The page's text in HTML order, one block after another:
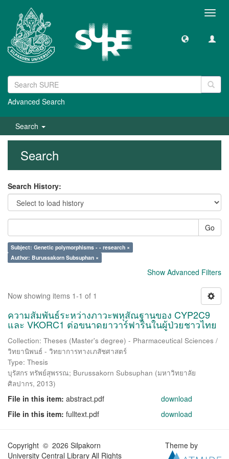
Advanced Search
Search
Search
Search History:
Go
Subject: Genetic polymorphisms - - research ×
Author: Burussakorn Subsuphan ×
Show Advanced Filters
Now showing items 1-1 of 1
ความสัมพันธ์ระหว่างภาวะพหุสัณฐานของ CYP2C9
และ VKORC1 ต่อขนาดยาวาร์ฟารินในผู้ป่วยชาวไทย
Collection: Theses (Master's degree) - Pharmaceutical Sciences /
วิทยานิพนธ์ - วิทยาการทางเภสัชศาสตร์
Type: Thesis
บุรัสกร ทรัพย์สุพรรณ; Burussakorn Subsuphan (มหาวิทยาลัย
ศิลปากร, 2013)
File in this item: abstract.pdf
download
File in this item: fulltext.pdf download
Copyright © 2026 Silpakorn
University Central Library All Rights
Theme by